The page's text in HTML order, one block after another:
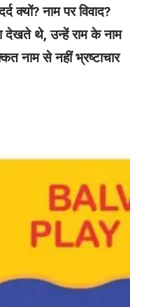
क्यों? नाम पर विवाद?
देखते थे, उन्हें राम के नाम
नाम से नहीं भ्रष्टाचार